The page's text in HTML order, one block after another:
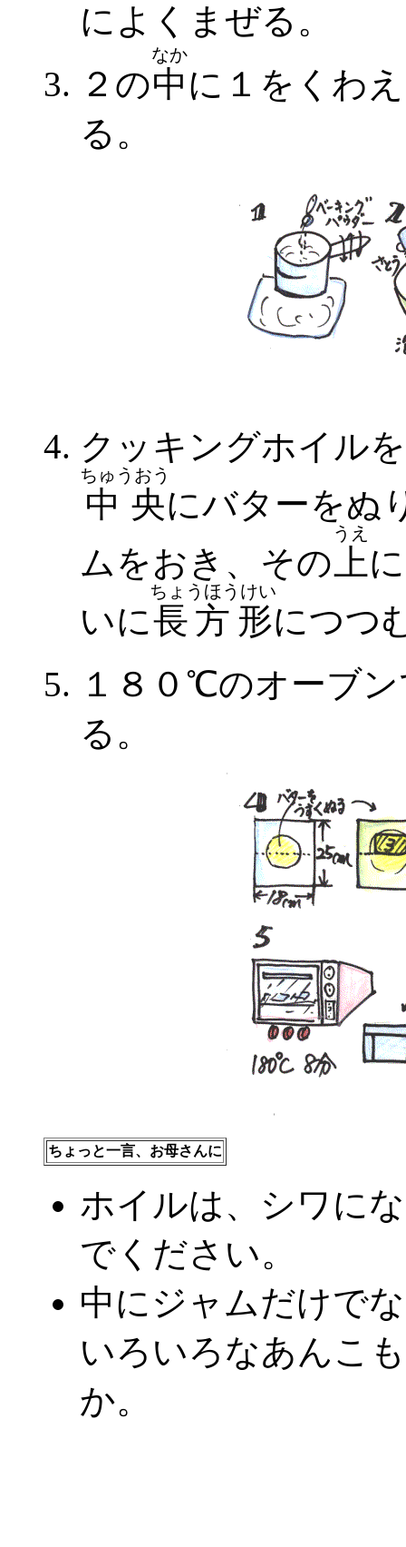
によくまぜる。
２の中
なか
に１をくわ
る。
クッキングホイル
中央
ちゅうおう
にバターをぬ
ムをおき、その 上
うえ
いに長方形
ちょうほうけい
につつ
１８０℃のオーブ
る。
ちょっと一言、お母さんに
ホイルは、シワに
でください。
中にジャムだけで
いろいろなあんこ
か。